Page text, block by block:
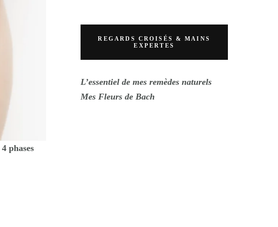
4 phases
REGARDS CROISÉS & MAINS
EXPERTES
L’essentiel de mes remèdes naturels
Mes Fleurs de Bach